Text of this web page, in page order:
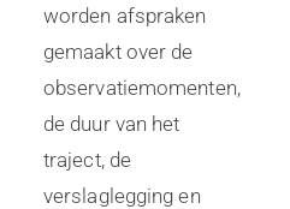
worden afspraken
gemaakt over de
observatiemomenten,
de duur van het
traject, de
verslaglegging en